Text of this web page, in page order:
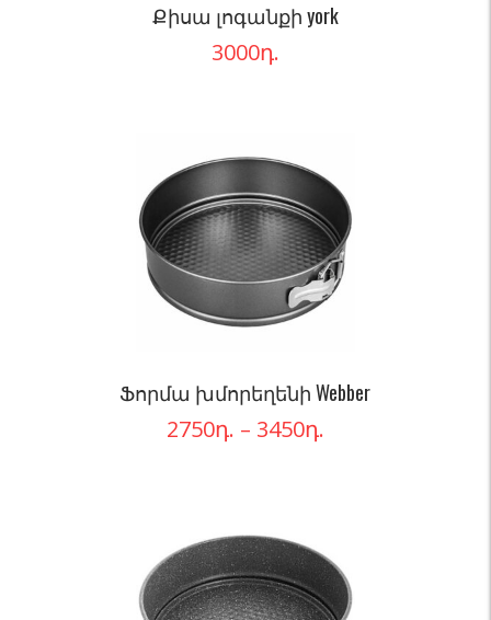
Քիսա լոգանքի york
3000դ.
Ֆորմա խմորեղենի Webber
2750դ. – 3450դ.